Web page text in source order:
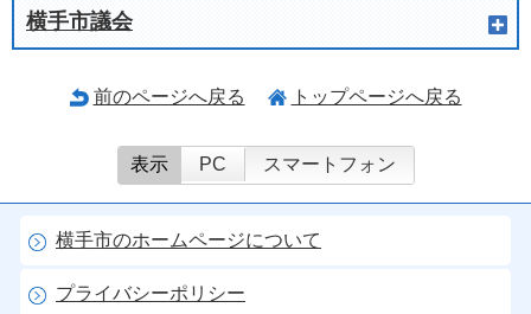
横手市議会
前のページへ戻る トップページへ戻る
表示 PC スマートフォン
横手市のホームページについて
プライバシーポリシー